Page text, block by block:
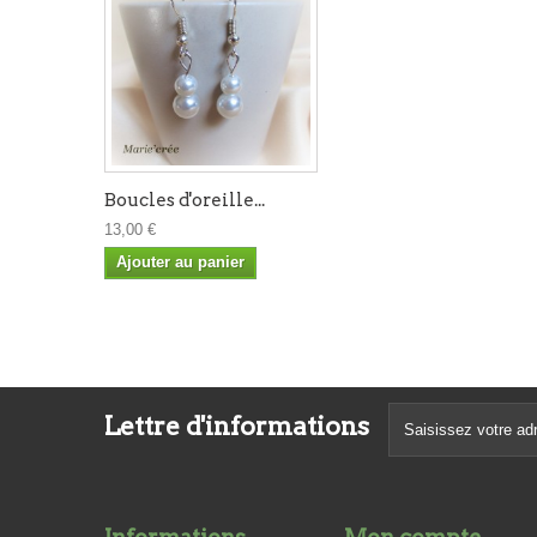
Boucles d'oreille...
13,00 €
Ajouter au panier
Lettre d'informations